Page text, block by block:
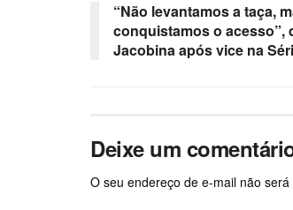
“Não levantamos a taça,
conquistamos o acesso”,
Jacobina após vice na
Deixe um
O seu endereço de e-mail não será